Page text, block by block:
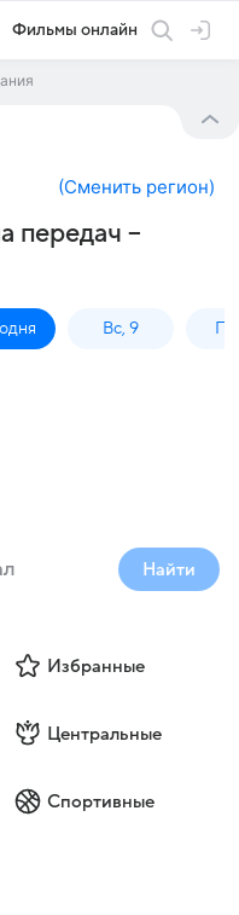
Фильмы онлайн
(Сменить регион)
передач –
Вс, 9
Найти
Избранные
Центральные
Спортивные